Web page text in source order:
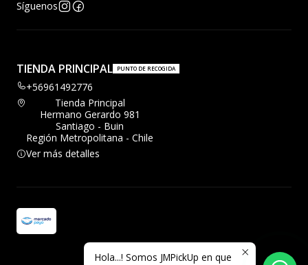
Síguenos
TIENDA PRINCIPAL PUNTO DE RECOGIDA
+56961492776
Tienda Principal
Hermano Gerardo 981
Santiago - Buin
Región Metropolitana - Chile
Ver más detalles
2026 JMPickup.
Hola...! Somos JMPickUp en que